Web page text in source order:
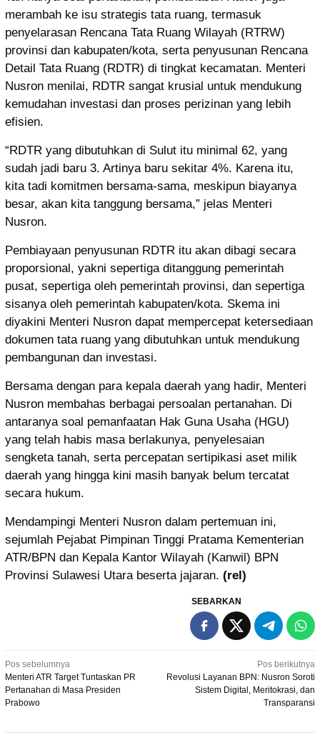
merambah ke isu strategis tata ruang, termasuk
penyelarasan Rencana Tata Ruang Wilayah (RTRW)
provinsi dan kabupaten/kota, serta penyusunan Rencana
Detail Tata Ruang (RDTR) di tingkat kecamatan. Menteri
Nusron menilai, RDTR sangat krusial untuk mendukung
kemudahan investasi dan proses perizinan yang lebih
efisien.
“RDTR yang dibutuhkan di Sulut itu minimal 62, yang
sudah jadi baru 3. Artinya baru sekitar 4%. Karena itu,
kita tadi komitmen bersama-sama, meskipun biayanya
besar, akan kita tanggung bersama,” jelas Menteri
Nusron.
Pembiayaan penyusunan RDTR itu akan dibagi secara
proporsional, yakni sepertiga ditanggung pemerintah
pusat, sepertiga oleh pemerintah provinsi, dan sepertiga
sisanya oleh pemerintah kabupaten/kota. Skema ini
diyakini Menteri Nusron dapat mempercepat ketersediaan
dokumen tata ruang yang dibutuhkan untuk mendukung
pembangunan dan investasi.
Bersama dengan para kepala daerah yang hadir, Menteri
Nusron membahas berbagai persoalan pertanahan. Di
antaranya soal pemanfaatan Hak Guna Usaha (HGU)
yang telah habis masa berlakunya, penyelesaian
sengketa tanah, serta percepatan sertipikasi aset milik
daerah yang hingga kini masih banyak belum tercatat
secara hukum.
Mendampingi Menteri Nusron dalam pertemuan ini,
sejumlah Pejabat Pimpinan Tinggi Pratama Kementerian
ATR/BPN dan Kepala Kantor Wilayah (Kanwil) BPN
Provinsi Sulawesi Utara beserta jajaran. (rel)
SEBARKAN
Navigasi
pos
Pos sebelumnya
Menteri ATR Target Tuntaskan PR
Pertanahan di Masa Presiden
Prabowo
Pos berikutnya
Revolusi Layanan BPN: Nusron Soroti
Sistem Digital, Meritokrasi, dan
Transparansi